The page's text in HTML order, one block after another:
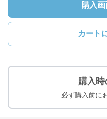
購入
カート
購入時
必ず購入前に